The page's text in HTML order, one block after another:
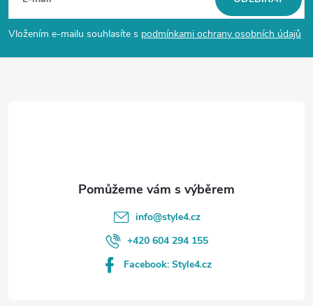
p
a
Vložením e-mailu souhlasíte s podmínkami ochrany osobních údajů
info@style4.cz
+420 604 294 155
Facebook: Style4.cz